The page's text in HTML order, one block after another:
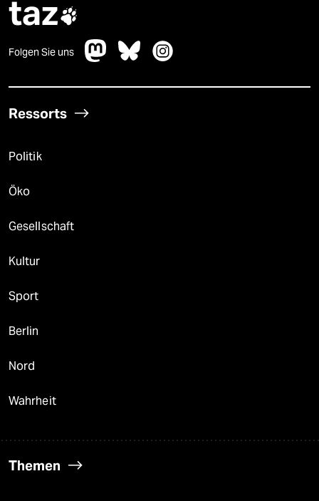
taz
Folgen Sie uns
Ressorts
Politik
Öko
Gesellschaft
Kultur
Sport
Berlin
Nord
Wahrheit
Themen